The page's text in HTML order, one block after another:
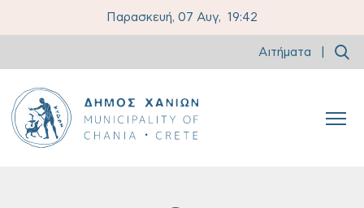
Παρασκευή, 07 Αυγ, 19:42
Αιτήματα